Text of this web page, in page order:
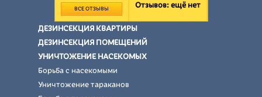
ВСЕ ОТЗЫВЫ
Отзывов: ещё нет
ДЕЗИНСЕКЦИЯ КВАРТИРЫ
ДЕЗИНСЕКЦИЯ ПОМЕЩЕНИЙ
УНИЧТОЖЕНИЕ НАСЕКОМЫХ
Борьба с насекомыми
Уничтожение тараканов